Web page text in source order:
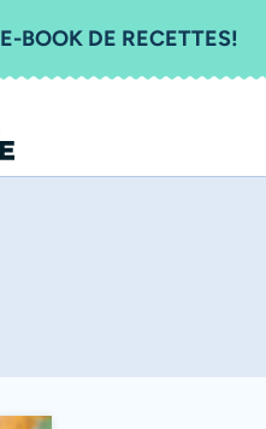
E-BOOK DE RECETTES!